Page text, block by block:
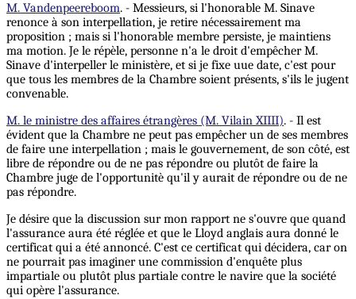
M. Vandenpeereboom. - Messieurs, si l'honorable M. Sinave
renonce à son interpellation, je retire nécessairement ma
proposition ; mais si l'honorable membre persiste, je maintiens
ma motion. Je le répèle, personne n'a le droit d'empêcher M.
Sinave d'interpeller le ministère, et si je fixe uue date, c'est pour
que tous les membres de la Chambre soient présents, s'ils le jugent
convenable.
M. le ministre des affaires étrangères (M. Vilain XIIII). - Il est
évident que la Chambre ne peut pas empêcher un de ses membres
de faire une interpellation ; mais le gouvernement, de son côté, est
libre de répondre ou de ne pas répondre ou plutôt de faire la
Chambre juge de l'opportunitè qu'il y aurait de répondre ou de ne
pas répondre.
Je désire que la discussion sur mon rapport ne s'ouvre que quand
l'assurance aura été réglée et que le Lloyd anglais aura donné le
certificat qui a été annoncé. C'est ce certificat qui décidera, car on
ne pourrait pas imaginer une commission d'enquête plus
impartiale ou plutôt plus partiale contre le navire que la société
qui opère l'assurance.